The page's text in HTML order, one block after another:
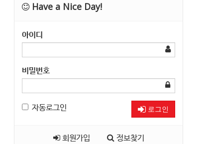
Have a Nice Day!
아이디
비밀번호
자동로그인 로그인
회원가입 정보찾기